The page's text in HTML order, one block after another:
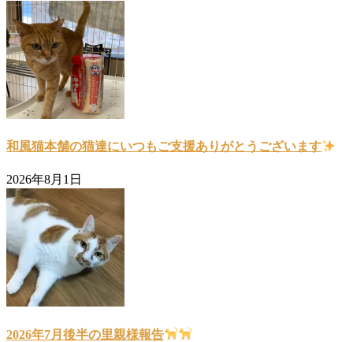
和風猫本舗の猫達にいつもご支援ありがとうございます
2026年8月1日
2026年7月後半の里親様報告